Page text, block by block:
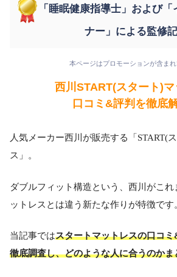
「睡眠健康指導士」および
ナー」による監修
本ページはプロモーションが含ま
西川START(スタート)
口コミ&評判を徹底
人気メーカー西川が販売する「START(
ス」。
ダブルフィット構造という、西川がこ
ットレスとは違う新たな作りが特徴です
当記事ではスタートマットレスの口コ
徹底調査し、どのような人に合うのかま